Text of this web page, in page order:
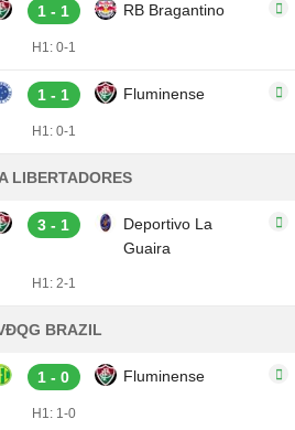
1 - 1 RB Bragantino
H1: 0-1
1 - 1 Fluminense
H1: 0-1
LIBERTADORES
3 - 1
Deportivo La
Guaira
H1: 2-1
BRAZIL
1 - 0 Fluminense
H1: 1-0